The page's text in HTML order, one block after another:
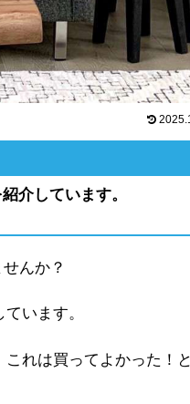
介しています。
んか？
います。
れは買ってよかった！